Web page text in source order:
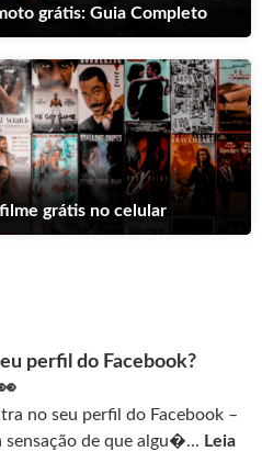
grátis: Guia Completo
grátis no celular
perfil do Facebook?
no seu perfil do Facebook –
sensação de que algu�... Leia